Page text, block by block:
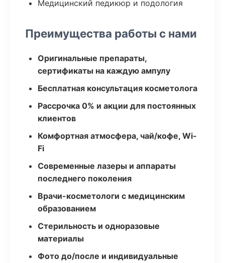
Медицинский педикюр и подология
Преимущества работы с нами
Оригинальные препараты,
сертификаты на каждую ампулу
Бесплатная консультация косметолога
Рассрочка 0% и акции для постоянных
клиентов
Комфортная атмосфера, чай/кофе, Wi-
Fi
Современные лазеры и аппараты
последнего поколения
Врачи-косметологи с медицинским
образованием
Стерильность и одноразовые
материалы
Фото до/после и индивидуальные